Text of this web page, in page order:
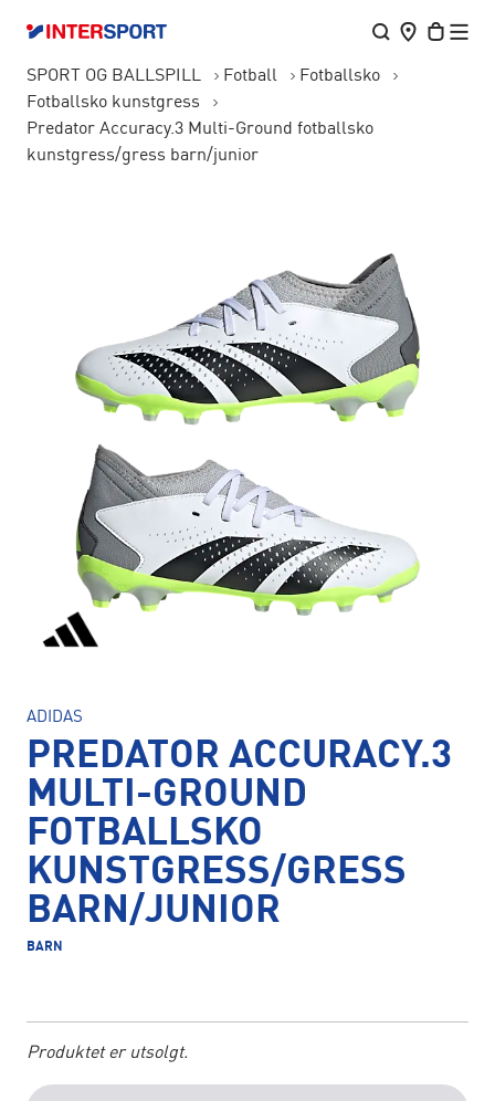
SPORT OG BALLSPILL Fotball
Fotballsko
Fotballsko kunstgress
Predator Accuracy.3 Multi-Ground fotballsko
kunstgress/gress barn/junior
ADIDAS
PREDATOR ACCURACY.3
MULTI-GROUND
FOTBALLSKO
KUNSTGRESS/GRESS
BARN/JUNIOR
BARN
Produktet er utsolgt.